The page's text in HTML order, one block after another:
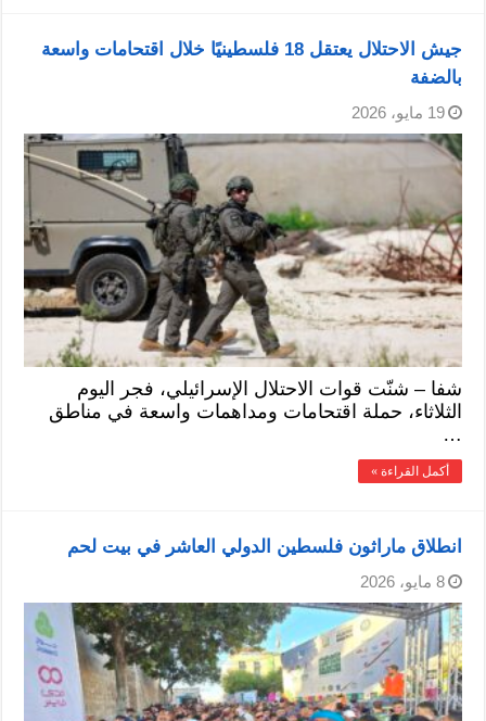
جيش الاحتلال يعتقل 18 فلسطينيًا خلال اقتحامات واسعة
بالضفة
19 مايو، 2026
شفا – شنّت قوات الاحتلال الإسرائيلي، فجر اليوم
الثلاثاء، حملة اقتحامات ومداهمات واسعة في مناطق
…
أكمل القراءة »
انطلاق ماراثون فلسطين الدولي العاشر في بيت لحم
8 مايو، 2026